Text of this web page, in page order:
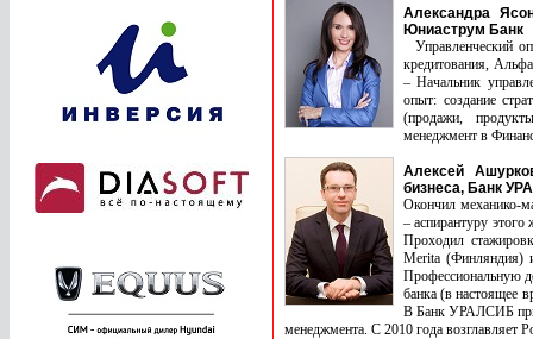
Александра
Юниаструм Банк
Управленческий
кредитования,
– Начальник
опыт: создание
(продажи,
менеджмент в
Алексей
бизнеса, Банк
Окончил механико-
– аспирантуру
Проходил
Merita (Финляндия)
Профессиональную
банка (в настоящее
В Банк УРАЛСИБ
менеджмента. С 2010 года